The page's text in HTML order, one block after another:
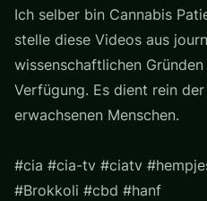
Ich selber bin Cannabis
stelle diese Videos aus
wissenschaftlichen
Verfügung. Es dient rein
erwachsenen Menschen.
#cia #cia-tv #ciatv
#Brokkoli #cbd #hanf